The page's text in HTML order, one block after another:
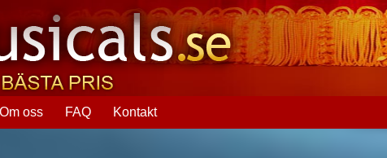
Om oss FAQ Kontakt